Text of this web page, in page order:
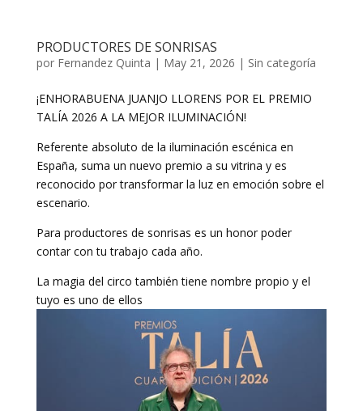
PRODUCTORES DE SONRISAS
por Fernandez Quinta | May 21, 2026 | Sin categoría
¡ENHORABUENA JUANJO LLORENS POR EL PREMIO
TALÍA 2026 A LA MEJOR ILUMINACIÓN!
Referente absoluto de la iluminación escénica en
España, suma un nuevo premio a su vitrina y es
reconocido por transformar la luz en emoción sobre el
escenario.
Para productores de sonrisas es un honor poder
contar con tu trabajo cada año.
La magia del circo también tiene nombre propio y el
tuyo es uno de ellos